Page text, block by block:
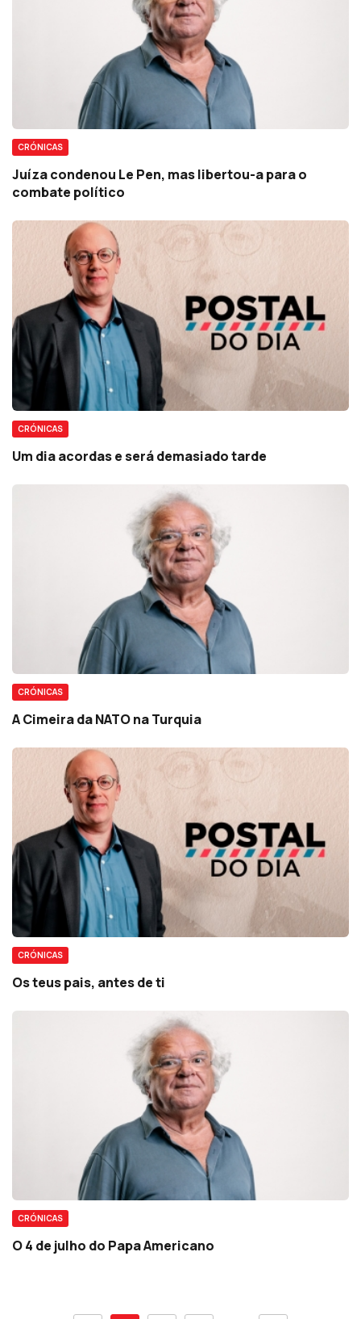
CRÓNICAS
Juíza condenou Le Pen, mas libertou-a para o
combate político
CRÓNICAS
Um dia acordas e será demasiado tarde
CRÓNICAS
A Cimeira da NATO na Turquia
CRÓNICAS
Os teus pais, antes de ti
CRÓNICAS
O 4 de julho do Papa Americano